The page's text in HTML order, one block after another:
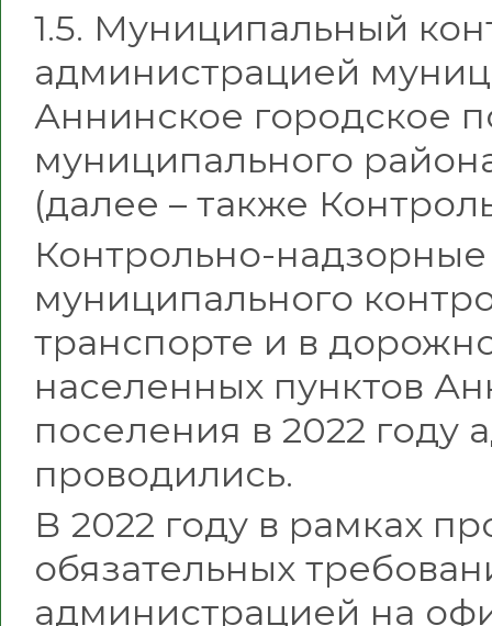
1.5. Муниципальный
администрацией
Аннинское городское
муниципального
(далее – также
Контрольно-
муниципального
транспорте и в
населенных пунктов
поселения в 2022 году
проводились.
В 2022 году в рамках
обязательных
администрацией на